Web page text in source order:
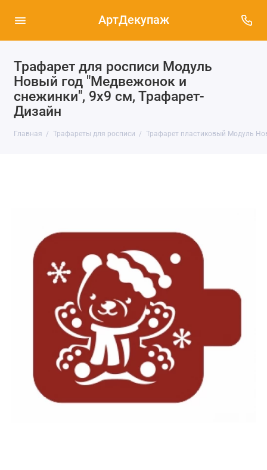
АртДекупаж
Трафарет для росписи Модуль
Новый год "Медвежонок и
снежинки", 9х9 см, Трафарет-
Дизайн
Главная Трафареты для росписи Трафарет пластиковый Модуль